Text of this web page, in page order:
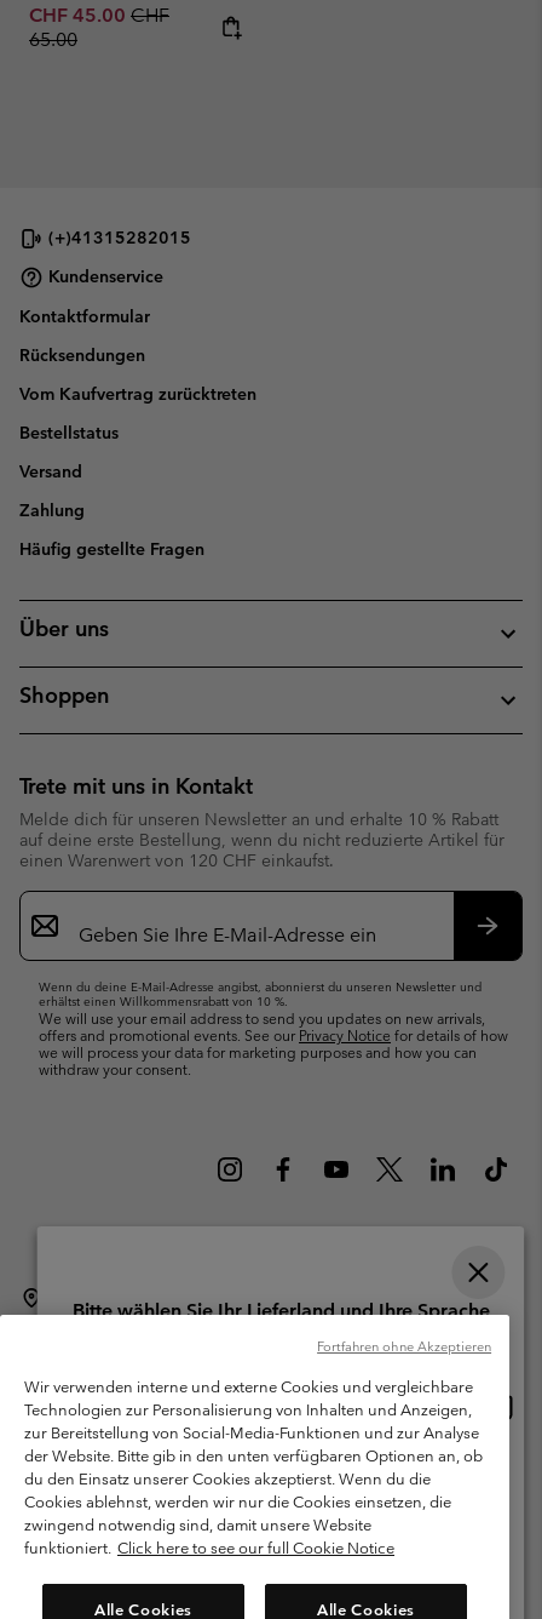
Sale price:
CHF 45.00 Regular price:
CHF
65.00
(+)41315282015
Kundenservice
Kontaktformular
Rücksendungen
Vom Kaufvertrag zurücktreten
Bestellstatus
Versand
Zahlung
Häufig gestellte Fragen
Über uns
Shoppen
Trete mit uns in Kontakt
Melde dich für unseren Newsletter an und erhalte 10 % Rabatt
auf deine erste Bestellung, wenn du nicht reduzierte Artikel für
einen Warenwert von 120 CHF einkaufst.
Newsletter-
Anmeldung
Wenn du deine E-Mail-Adresse angibst, abonnierst du unseren Newsletter und
erhältst einen Willkommensrabatt von 10 %.
We will use your email address to send you updates on new arrivals,
offers and promotional events. See our Privacy Notice for details of how
we will process your data for marketing purposes and how you can
withdraw your consent.
Columbia Sportswear Company. Avenue des Morgines, 12 1213
Petit-Lancy Switzerland. Alle Rechte vorbehalten.
Nutzungsbedingungen
Allgemeine Verkaufsbedingungen
Garantie
Datenschutzerklärung
Bestimmungen und Bedingungen des Mitglieder Programms
Nutzungsbedingungen Für Nutzergenerierte Inhalte
Impressum
Cookies
Kundenservice: Mo- Fr. 9:00 - 13:00 & 14:00- 18:00 Uhr
Wir verwenden interne und externe Cookies und vergleichbare
Technologien zur Personalisierung von Inhalten und Anzeigen,
zur Bereitstellung von Social-Media-Funktionen und zur Analyse
der Website. Bitte gib in den unten verfügbaren Optionen an, ob
du den Einsatz unserer Cookies akzeptierst. Wenn du die
Cookies ablehnst, werden wir nur die Cookies einsetzen, die
zwingend notwendig sind, damit unsere Website
funktioniert. Click here to see our full Cookie Notice
Alle Cookies Alle Cookies
Fortfahren ohne Akzeptieren
Bitte wählen Sie Ihr Lieferland und Ihre Sprache
Online-Einkauf verfügbar
United States
Switzerland-English
Switzerland-Deutsch